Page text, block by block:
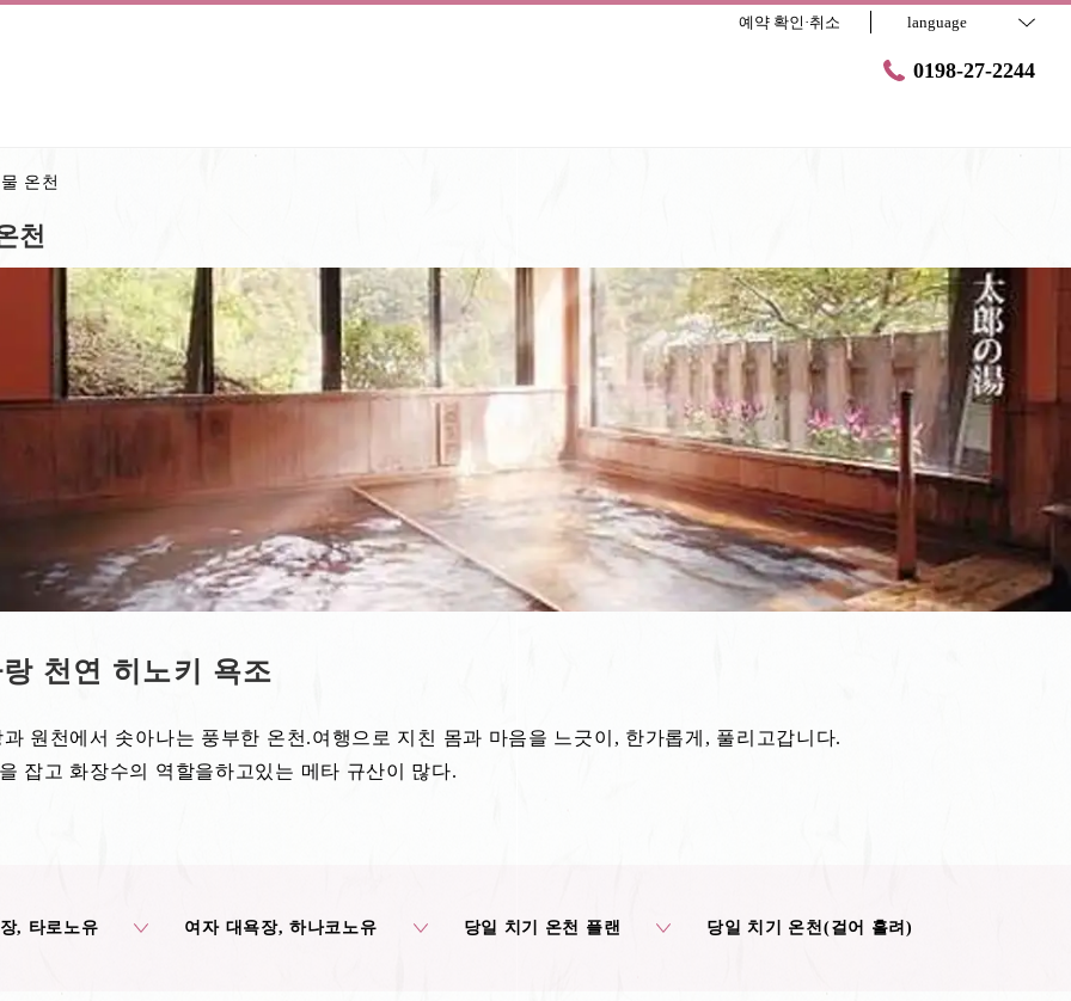
예약 확인·취소 language
0198-27-2244
온천
천
천연 히노키 욕조
원천에서 솟아나는 풍부한 온천.여행으로 지친 몸과 마음을 느긋이, 한가롭게, 풀리고갑니다.
잡고 화장수의 역할을하고있는 메타 규산이 많다.
, 타로노유 여자 대욕장, 하나코노유 당일 치기 온천 플랜 당일 치기 온천(걸어 흘려)